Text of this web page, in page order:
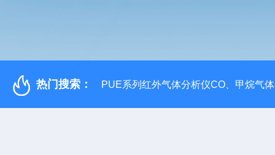
热门搜索： PUE系列红外气体分析仪CO、甲烷气